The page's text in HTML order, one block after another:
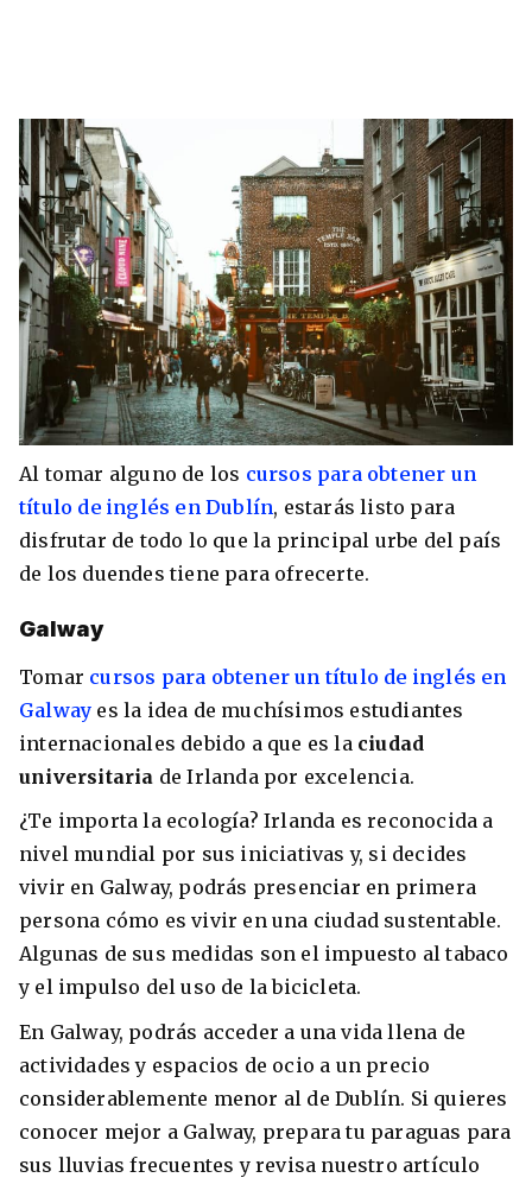
Al tomar alguno de los cursos para obtener un
título de inglés en Dublín, estarás listo para
disfrutar de todo lo que la principal urbe del país
de los duendes tiene para ofrecerte.
Galway
Tomar cursos para obtener un título de inglés en
Galway es la idea de muchísimos estudiantes
internacionales debido a que es la ciudad
universitaria de Irlanda por excelencia.
¿Te importa la ecología? Irlanda es reconocida a
nivel mundial por sus iniciativas y, si decides
vivir en Galway, podrás presenciar en primera
persona cómo es vivir en una ciudad sustentable.
Algunas de sus medidas son el impuesto al tabaco
y el impulso del uso de la bicicleta.
En Galway, podrás acceder a una vida llena de
actividades y espacios de ocio a un precio
considerablemente menor al de Dublín. Si quieres
conocer mejor a Galway, prepara tu paraguas para
sus lluvias frecuentes y revisa nuestro artículo